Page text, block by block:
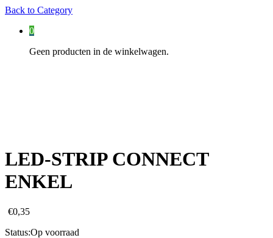
Back to Category
0
Geen producten in de winkelwagen.
LED-STRIP CONNECT
ENKEL
€0,35
Status:Op voorraad